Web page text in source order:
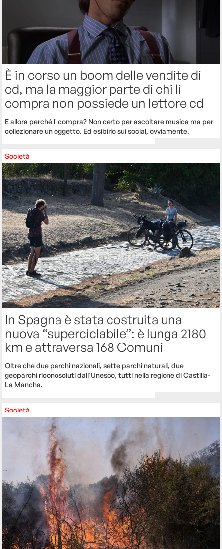
È in corso un boom delle vendite di
cd, ma la maggior parte di chi li
compra non possiede un lettore cd
E allora perché li compra? Non certo per ascoltare musica ma per
collezionare un oggetto. Ed esibirlo sui social, ovviamente.
Società
In Spagna è stata costruita una
nuova “superciclabile”: è lunga 2180
km e attraversa 168 Comuni
Oltre che due parchi nazionali, sette parchi naturali, due
geoparchi riconosciuti dall’Unesco, tutti nella regione di Castilla-
La Mancha.
Società